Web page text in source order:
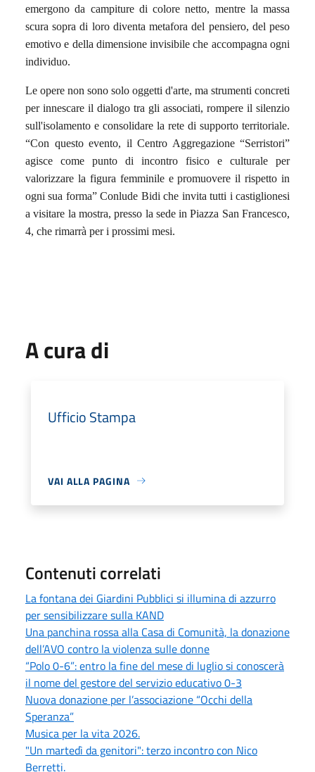
emergono da campiture di colore netto, mentre la massa
scura sopra di loro diventa metafora del pensiero, del peso
emotivo e della dimensione invisibile che accompagna ogni
individuo.
Le opere non sono solo oggetti d'arte, ma strumenti concreti
per innescare il dialogo tra gli associati, rompere il silenzio
sull'isolamento e consolidare la rete di supporto territoriale.
“Con questo evento, il Centro Aggregazione “Serristori”
agisce come punto di incontro fisico e culturale per
valorizzare la figura femminile e promuovere il rispetto in
ogni sua forma” Conlude Bidi che invita tutti i castiglionesi
a visitare la mostra, presso la sede in Piazza San Francesco,
4, che rimarrà per i prossimi mesi.
A cura di
Ufficio Stampa
VAI ALLA PAGINA
Contenuti correlati
La fontana dei Giardini Pubblici si illumina di azzurro
per sensibilizzare sulla KAND
Una panchina rossa alla Casa di Comunità, la donazione
dell’AVO contro la violenza sulle donne
“Polo 0-6”: entro la fine del mese di luglio si conoscerà
il nome del gestore del servizio educativo 0-3
Nuova donazione per l’associazione “Occhi della
Speranza”
Musica per la vita 2026.
"Un martedì da genitori": terzo incontro con Nico
Berretti.